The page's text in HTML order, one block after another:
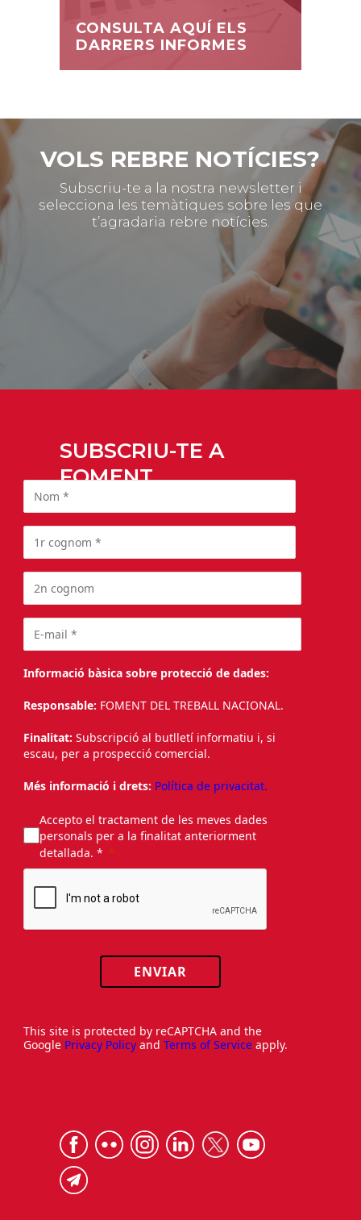
CONSULTA AQUÍ ELS
DARRERS INFORMES
VOLS REBRE NOTÍCIES?
Subscriu-te a la nostra newsletter i
selecciona les temàtiques sobre les que
t’agradaria rebre notícies.
SUBSCRIU-TE A
FOMENT
Informació bàsica sobre protecció de dades:
Responsable: FOMENT DEL TREBALL NACIONAL.
Finalitat: Subscripció al butlletí informatiu i, si
escau, per a prospecció comercial.
Més informació i drets: Política de privacitat.
Accepto el tractament de les meves dades
personals per a la finalitat anteriorment
detallada. *
ENVIAR
This site is protected by reCAPTCHA and the
Google Privacy Policy and Terms of Service apply.